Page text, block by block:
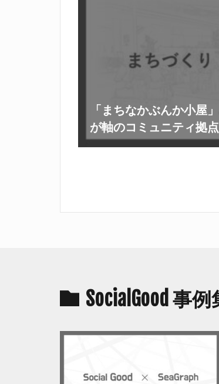
「まちなかぶんか小屋
が軸のコミュニティ拠
SocialGood 事例